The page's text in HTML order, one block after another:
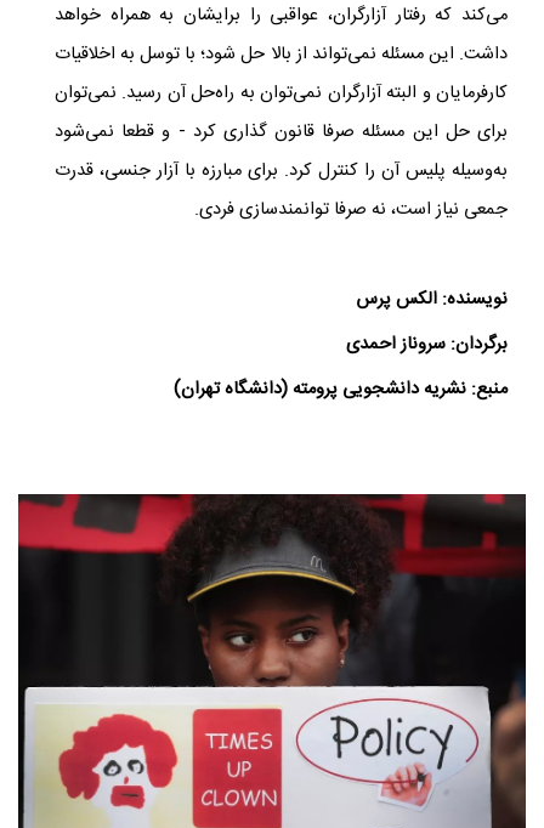
می‌کند که رفتار آزارگران، عواقبی را برایشان به همراه خواهد
داشت. این مسئله نمی‌تواند از بالا حل شود؛ با توسل به اخلاقیات
کارفرمایان و البته آزارگران نمی‌توان به راه‌حل آن رسید. نمی‌توان
برای حل این مسئله صرفا قانون گذاری کرد - و قطعا نمی‌شود
به‌وسیله پلیس آن را کنترل کرد. برای مبارزه با آزار جنسی، قدرت
جمعی نیاز است، نه صرفا توانمندسازی فردی.​ ​
نویسنده: الکس پرس
برگردان: سروناز احمدی
منبع: نشریه دانشجویی پرومته (دانشگاه تهران)